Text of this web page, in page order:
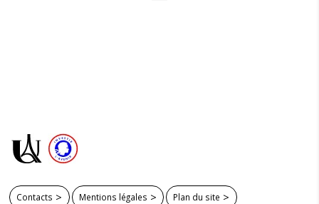
Contacts Mentions légales Plan du site